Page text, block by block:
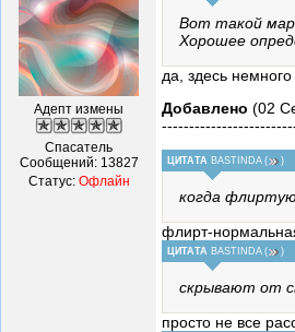
Адепт измены
Спасатель
Сообщений: 13827
Статус: Офлайн
Вот такой
Хорошее
да, здесь немного
Добавлено (02
ЦИТАТА BASTINDA( )
когда
флирт-
ЦИТАТА BASTINDA( )
скрывают от
просто не все